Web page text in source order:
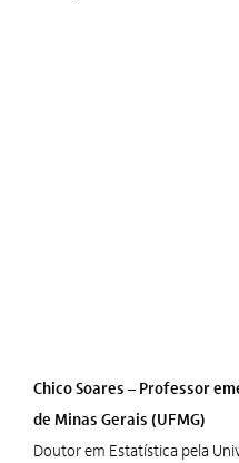
Chico Soares – Professor
de Minas Gerais (UFMG)
Doutor em Estatística pela